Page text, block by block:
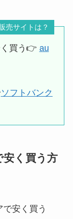
売サイトは？
買う👉️ au
ソフトバンク
安く買う方